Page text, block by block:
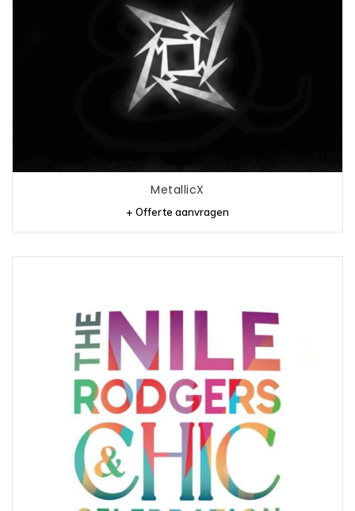
MetallicX
+ Offerte aanvragen